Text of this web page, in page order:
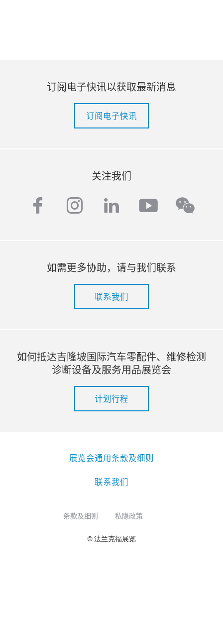
订阅电子快讯以获取最新消息
订阅电子快讯
关注我们
facebook
instagram
linkedinyoutube
如需更多协助，请与我们联系
联系我们
如何抵达吉隆坡国际汽车零配件、维修检测
诊断设备及服务用品展览会
计划行程
展览会通用条款及细则
联系我们
条款及细则 私隐政策
© 法兰克福展览